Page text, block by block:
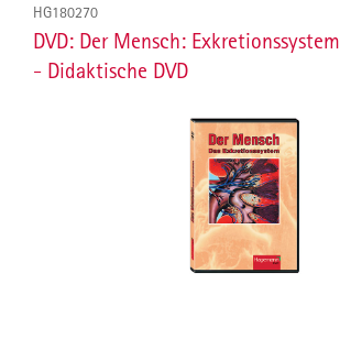
HG180270
DVD: Der Mensch: Exkretionssystem
- Didaktische DVD